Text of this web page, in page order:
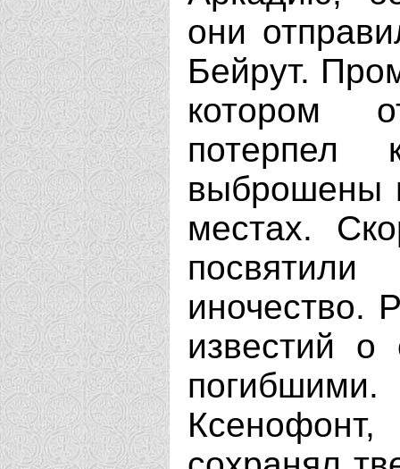
они
Бейрут.
котором
потерпел
выброшены
местах.
иночество.
известий о